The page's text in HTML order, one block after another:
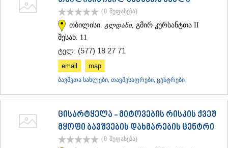
ᲗᲔᲠᲯᲝᲚᲐ
ᲙᲐᲮᲔᲗᲘ
ᲒᲣᲠᲯᲐᲐᲜᲘ
ᲓᲔᲓᲝᲤᲚᲘᲡᲬᲧᲐᲠᲝ
(0 შეფასება)
თბილისი. გლდანი, გმირ კურსანტთა II
შესახ. 11
ტელ: (577) 18 27 71
email map
ბავშვთა სახლები, თავშესაფრები, ცენტრები
ცისარტყელა - მიტოვების რისკის ქვეშ
მყოფი ბავშვების დახმარების ცენტრი
(0 შეფასება)